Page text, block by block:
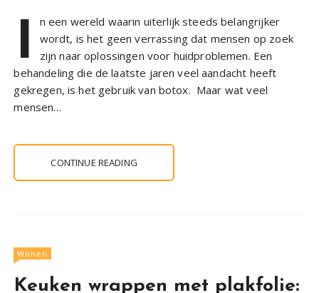
I
n een wereld waarin uiterlijk steeds belangrijker
wordt, is het geen verrassing dat mensen op zoek
zijn naar oplossingen voor huidproblemen. Een
behandeling die de laatste jaren veel aandacht heeft
gekregen, is het gebruik van botox. Maar wat veel
mensen…
CONTINUE READING
Wonen
Keuken wrappen met plakfolie: